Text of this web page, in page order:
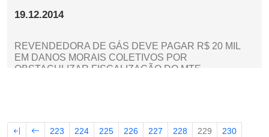
19.12.2014
REVENDEDORA DE GÁS DEVE PAGAR R$ 20 MIL
EM DANOS MORAIS COLETIVOS POR
OBSTACULIZAR FISCALIZAÇÃO DO MTE
223 224 225 226 227 228 229
230